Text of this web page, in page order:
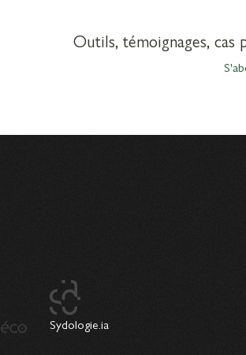
Outils, témoignages,
Sydologie.ia